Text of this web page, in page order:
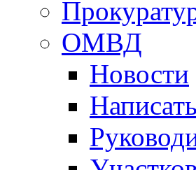
ОМВД
Новости